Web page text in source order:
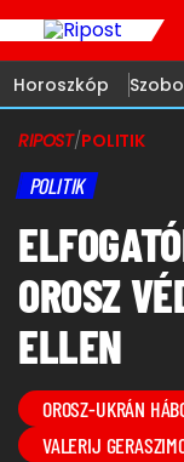
Horoszkóp
RIPOST/POLITIK
POLITIK
OROSZ
ELLEN
OROSZ-UKRÁN
VALERIJ